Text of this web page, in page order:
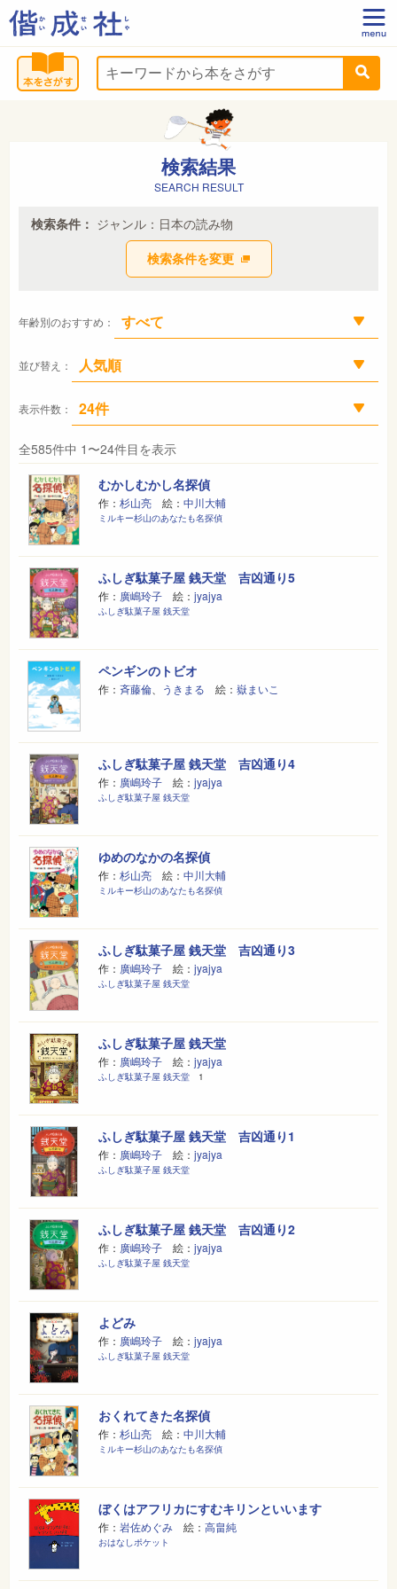
検索結果
SEARCH RESULT
検索条件： ジャンル：日本の読み物
検索条件を変更
年齢別のおすすめ：
並び替え：
表示件数：
全585件中 1〜24件目を表示
むかしむかし名探偵
作： 杉山亮 絵： 中川大輔
ミルキー杉山のあなたも名探偵
ふしぎ駄菓子屋 銭天堂 吉凶通り5
作： 廣嶋玲子 絵： jyajya
ふしぎ駄菓子屋 銭天堂
ペンギンのトビオ
作： 斉藤倫 うきまる 絵： 嶽まいこ
ふしぎ駄菓子屋 銭天堂 吉凶通り4
作： 廣嶋玲子 絵： jyajya
ふしぎ駄菓子屋 銭天堂
ゆめのなかの名探偵
作： 杉山亮 絵： 中川大輔
ミルキー杉山のあなたも名探偵
ふしぎ駄菓子屋 銭天堂 吉凶通り3
作： 廣嶋玲子 絵： jyajya
ふしぎ駄菓子屋 銭天堂
ふしぎ駄菓子屋 銭天堂
作： 廣嶋玲子 絵： jyajya
ふしぎ駄菓子屋 銭天堂 1
ふしぎ駄菓子屋 銭天堂 吉凶通り1
作： 廣嶋玲子 絵： jyajya
ふしぎ駄菓子屋 銭天堂
ふしぎ駄菓子屋 銭天堂 吉凶通り2
作： 廣嶋玲子 絵： jyajya
ふしぎ駄菓子屋 銭天堂
よどみ
作： 廣嶋玲子 絵： jyajya
ふしぎ駄菓子屋 銭天堂
おくれてきた名探偵
作： 杉山亮 絵： 中川大輔
ミルキー杉山のあなたも名探偵
ぼくはアフリカにすむキリンといいます
作： 岩佐めぐみ 絵： 高畠純
おはなしポケット